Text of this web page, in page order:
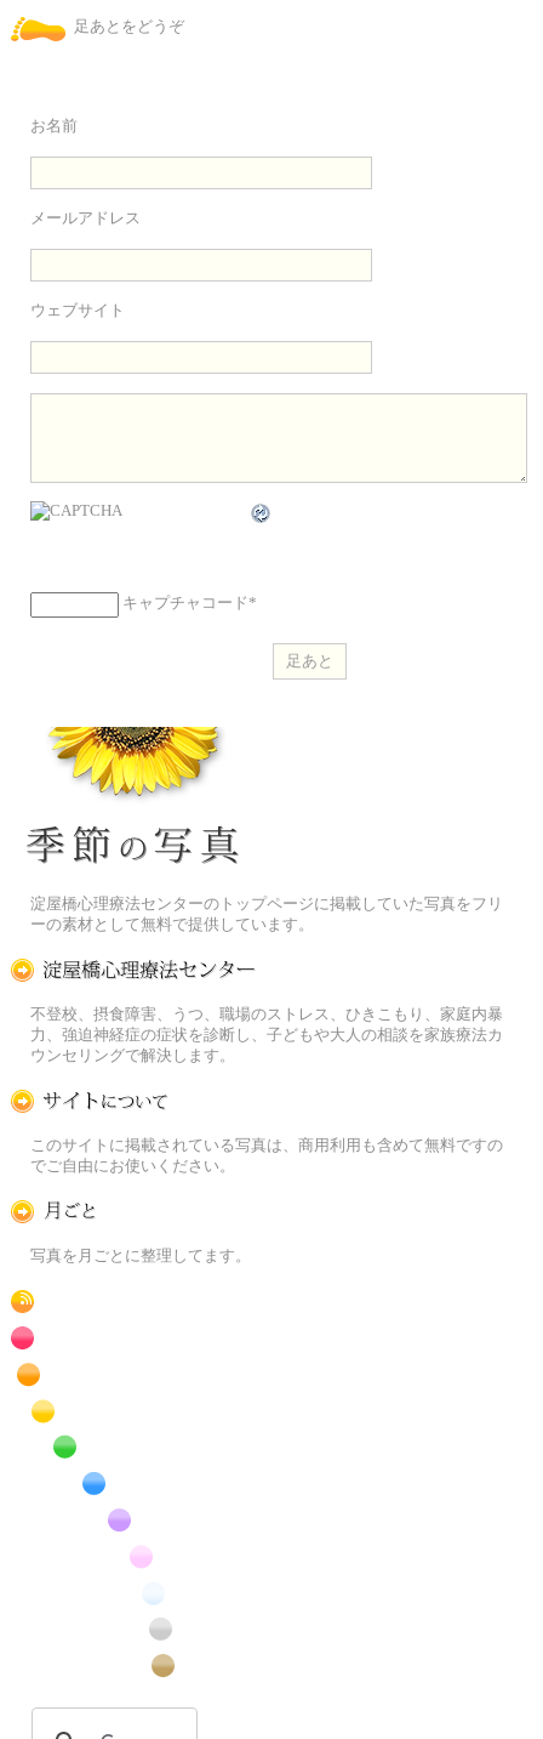
足あとをどうぞ
お名前
メールアドレス
ウェブサイト
キャプチャコード *
淀屋橋心理療法センターのトップページに掲載していた写真をフリ
ーの素材として無料で提供しています。
不登校、摂食障害、うつ、職場のストレス、ひきこもり、家庭内暴
力、強迫神経症の症状を診断し、子どもや大人の相談を家族療法カ
ウンセリングで解決します。
このサイトに掲載されている写真は、商用利用も含めて無料ですの
でご自由にお使いください。
写真を月ごとに整理してます。
RSS
赤色の花のフリー写真素材
橙色の花のフリー写真素材
黄色の花のフリー写真素材
緑色の花のフリー写真素材
青色の花のフリー写真素材
紫色の花のフリー写真素材
白色の花のフリー写真素材
昆虫のフリー写真素材